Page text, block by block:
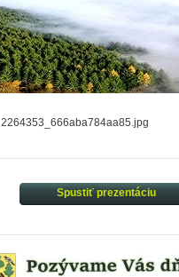
2264353_666aba784aa85.jpg
Spustiť prezentáciu